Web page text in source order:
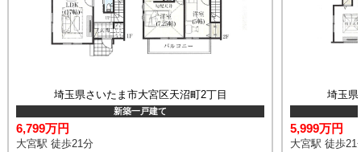
埼玉県さいたま市大宮区天沼町2丁目
新築一戸建て
6,799万円
大宮駅 徒歩21分
埼玉県
5,999万円
大宮駅 徒歩21